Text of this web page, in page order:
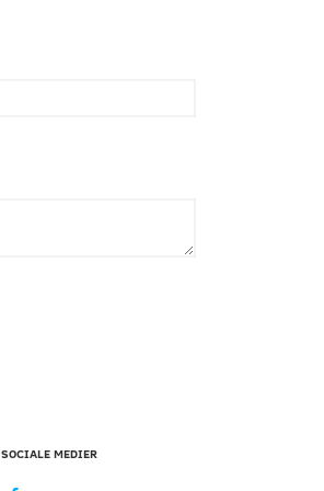
SOCIALE MEDIER